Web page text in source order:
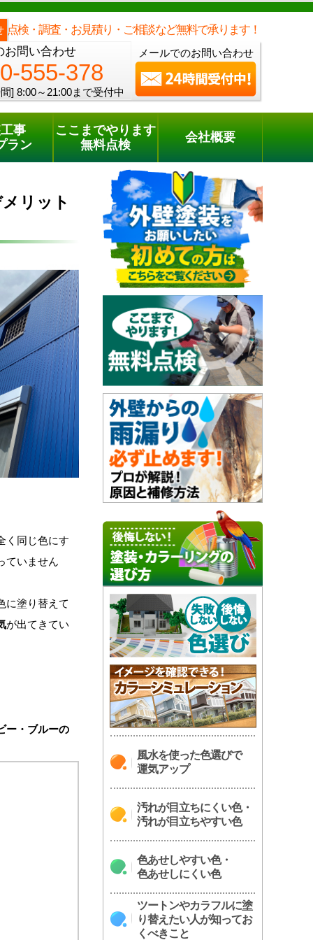
点検・調査・お見積り・ご相談など無料で承ります！
お問い合わせ
555-378
] 8:00～21:00まで受付中
メールでのお問い合わせ
話でのご相談 [8:00～21:00まで受付中]
0120-555-378
事
ラン
ここまでやります
無料点検
会社概要
リット
く同じ色にす
ていません
に塗り替えて
が出てきてい
ー・ブルーの
風水を使った色選びで
運気アップ
汚れが目立ちにくい色・
汚れが目立ちやすい色
色あせしやすい色・
色あせしにくい色
ツートンやカラフルに塗
り替えたい人が知ってお
くべきこと